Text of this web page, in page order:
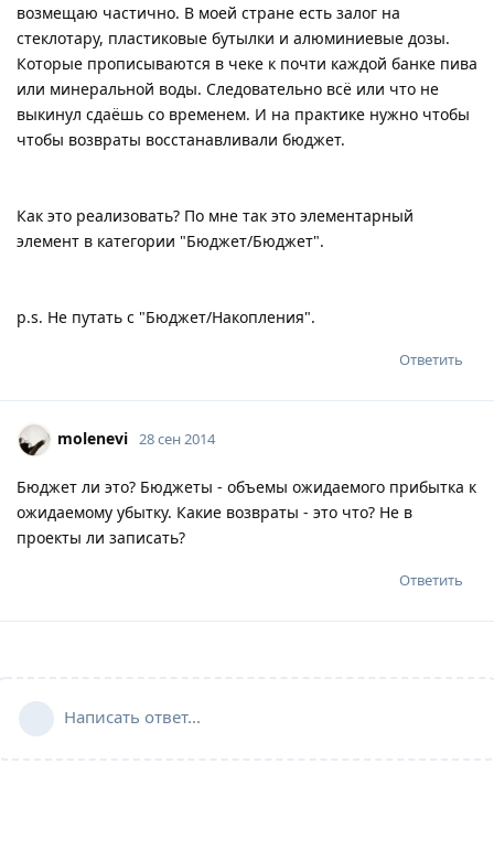
возмещаю частично. В моей стране есть залог на
стеклотару, пластиковые бутылки и алюминиевые дозы.
Которые прописываются в чеке к почти каждой банке пива
или минеральной воды. Следовательно всё или что не
выкинул сдаёшь со временем. И на практике нужно чтобы
чтобы возвраты восстанавливали бюджет.
Как это реализовать? По мне так это элементарный
элемент в категории "Бюджет/Бюджет".
p.s. Не путать с "Бюджет/Накопления".
Ответить
molenevi 28 сен 2014
Бюджет ли это? Бюджеты - объемы ожидаемого прибытка к
ожидаемому убытку. Какие возвраты - это что? Не в
проекты ли записать?
Ответить
Написать ответ...